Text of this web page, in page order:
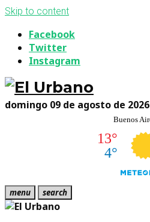
Skip to content
Facebook
Twitter
Instagram
domingo 09 de agosto de 2026
menu search